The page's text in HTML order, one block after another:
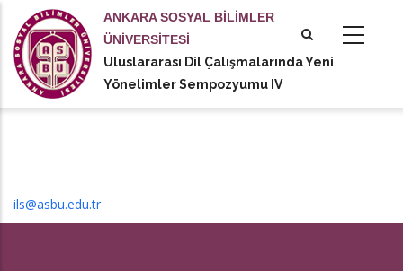
içeriğe
atla
ANKARA SOSYAL BİLİMLER
ÜNİVERSİTESİ
Uluslararası Dil Çalışmalarında Yeni
Yönelimler Sempozyumu IV
actions
ils@asbu.edu.tr